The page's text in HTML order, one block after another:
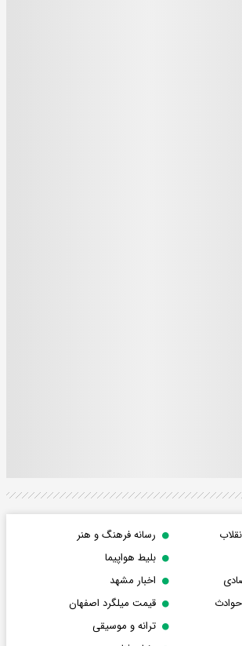
رسانه فرهنگ و هنر
بلیط هواپیما
اخبار مشهد
قیمت میلگرد اصفهان
ترانه و موسیقی